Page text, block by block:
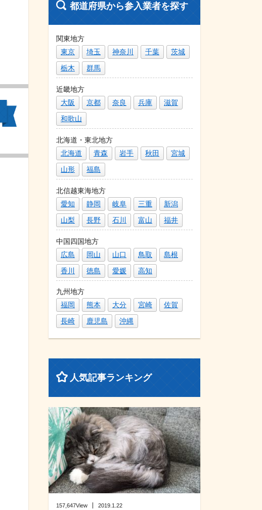
都道府県から参入業者を探す
関東地方
東京
埼玉 神奈川 千葉
茨城
栃木
群馬
近畿地方
大阪
京都 奈良 兵庫
滋賀
和歌山
北海道・東北地方
北海道
青森 岩手 秋田
宮城
山形
福島
北信越東海地方
愛知
静岡 岐阜 三重
新潟
山梨
長野 石川 富山 福井
中国四国地方
広島
岡山 山口 鳥取
島根
香川
徳島 愛媛 高知
九州地方
福岡
熊本 大分 宮崎
佐賀
長崎
鹿児島 沖縄
人気記事ランキング
157,647View 2019.1.22